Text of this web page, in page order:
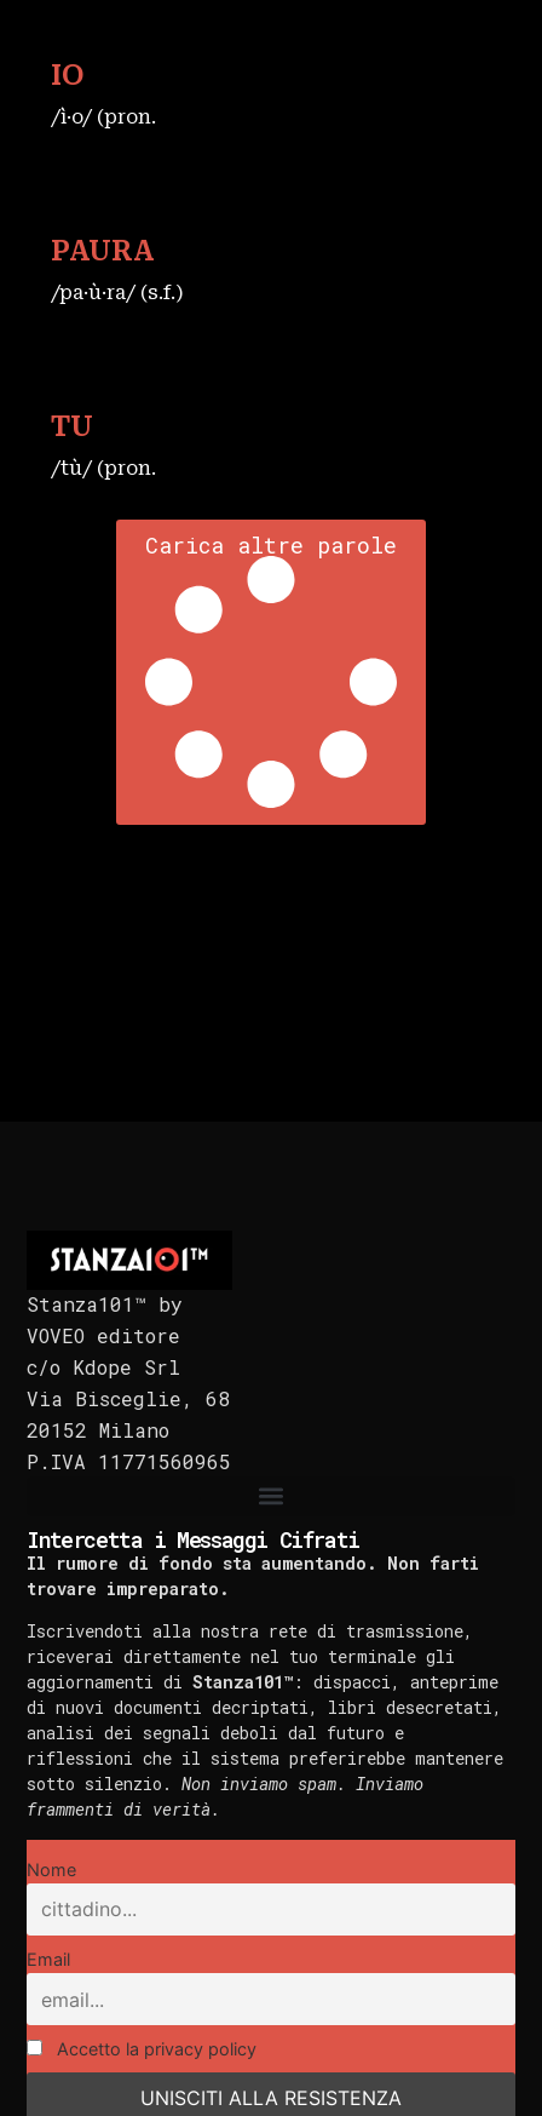
IO
/ì·o/ (pron.
PAURA
/pa·ù·ra/ (s.f.)
TU
/tù/ (pron.
Carica altre parole
Stanza101™ by
VOVEO editore
c/o Kdope Srl
Via Bisceglie, 68
20152 Milano
P.IVA 11771560965
Intercetta i Messaggi Cifrati
Il rumore di fondo sta aumentando. Non farti
trovare impreparato.
Iscrivendoti alla nostra rete di trasmissione,
riceverai direttamente nel tuo terminale gli
aggiornamenti diStanza101™ : dispacci, anteprime
di nuovi documenti decriptati, libri desecretati,
analisi dei segnali deboli dal futuro e
riflessioni che il sistema preferirebbe mantenere
sotto silenzio.Non inviamo spam. Inviamo
frammenti di verità.
Nome
Email
Accetto la privacy policy